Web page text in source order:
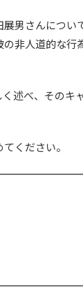
男さんについ
非人道的な行
述べ、そのキ
ください。